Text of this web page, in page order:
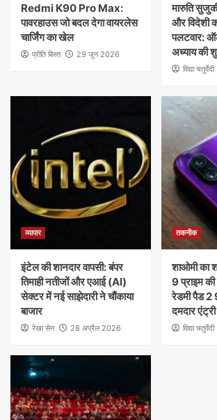
Redmi K90 Pro Max:
पावरहाउस जो बदल देगा वायरलेस
चार्जिंग का खेल
प्रीति बिस्त 29 जून 2026
मारुति
और विदेशी
पलटवार:
अध्याय की
विद्या चतुर्वेदी
व्यापार
इंटेल की शानदार वापसी: बंपर
तिमाही नतीजों और एआई (AI)
सेक्टर में नई साझेदारी ने चौंकाया
बाजार
रेखा सेन 28 अप्रैल 2026
तकनीक
शाओमी का
9 प्राइम
रेडमी पैड 2
दमदार एंट्री
विद्या चतुर्वेदी